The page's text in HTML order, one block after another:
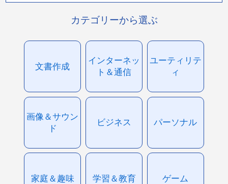
カテゴリーから選ぶ
文書作成
インターネッ
ト＆通信
ユーティリテ
ィ
画像＆サウン
ド
ビジネス パーソナル
家庭＆趣味 学習＆教育 ゲーム